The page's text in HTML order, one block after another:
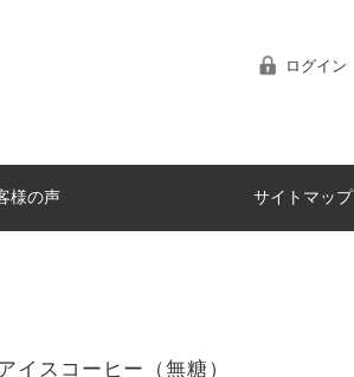
ログイン
様の声 サイトマップ
イスコーヒー（無糖）